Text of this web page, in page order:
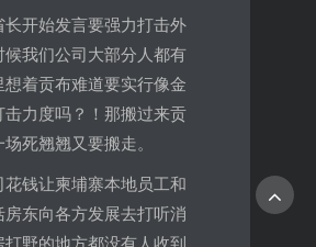
长开始发言要强力打击外
候我们公司大部分人都有
想着贡布难道要实行像金
力度吗？！那搬过来贡
死翘翘又要搬走。
钱让柬埔寨本地员工和
东向各方发展去打听消